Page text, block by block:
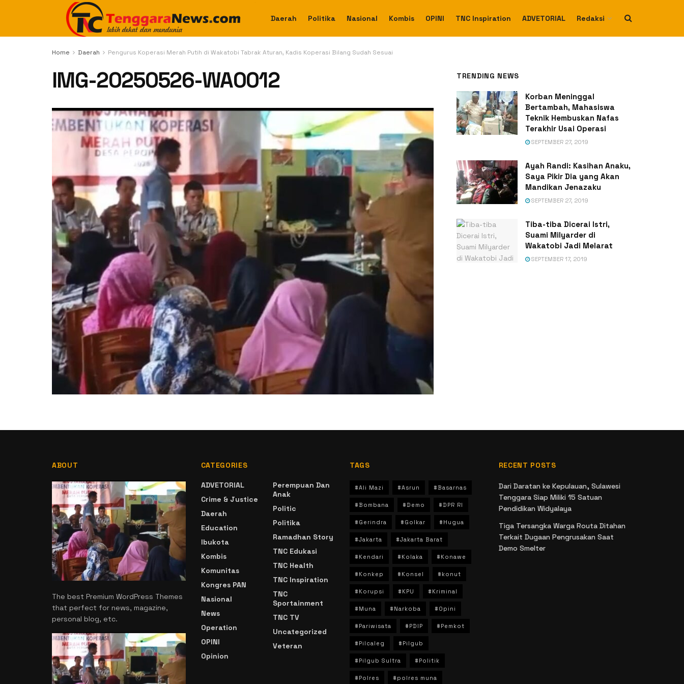
Daerah Politika Nasional Kombis OPINI TNC Inspiration ADVETORIAL Redaksi
Home Daerah Pengurus Koperasi Merah Putih di Wakatobi Tabrak Aturan, Kadis Koperasi Bilang Sudah Sesuai
IMG-20250526-WA0012 TRENDING NEWS
Korban Meninggal
Bertambah, Mahasiswa
Teknik Hembuskan Nafas
Terakhir Usai Operasi
SEPTEMBER 27, 2019
Ayah Randi: Kasihan Anaku,
Saya Pikir Dia yang Akan
Mandikan Jenazaku
SEPTEMBER 27, 2019
Tiba-tiba Dicerai Istri,
Suami Milyarder di
Wakatobi Jadi Melarat
SEPTEMBER 17, 2019
ABOUT
The best Premium WordPress Themes
that perfect for news, magazine,
personal blog, etc.
CATEGORIES
ADVETORIAL
Crime & Justice
Daerah
Education
Ibukota
Kombis
Komunitas
Kongres PAN
Nasional
News
Operation
OPINI
Opinion
Perempuan Dan
Anak
Politic
Politika
Ramadhan Story
TNC Edukasi
TNC Health
TNC Inspiration
TNC
Sportainment
TNC TV
Uncategorized
Veteran
TAGS
#Ali Mazi #Asrun #Basarnas
#Bombana #Demo #DPR RI
#Gerindra #Golkar #Hugua
#Jakarta #Jakarta Barat
#Kendari #Kolaka #Konawe
#Konkep #Konsel #konut
#Korupsi #KPU #Kriminal
#Muna #Narkoba #Opini
#Pariwisata #PDIP #Pemkot
#Pilcaleg #Pilgub
#Pilgub Sultra #Politik
#Polres #polres muna
RECENT POSTS
Dari Daratan ke Kepulauan, Sulawesi
Tenggara Siap Miliki 15 Satuan
Pendidikan Widyalaya
Tiga Tersangka Warga Routa Ditahan
Terkait Dugaan Pengrusakan Saat
Demo Smelter